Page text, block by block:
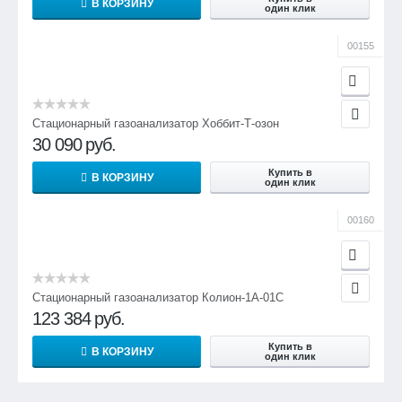
В КОРЗИНУ
один клик
00155
Стационарный газоанализатор Хоббит-Т-озон
30 090 руб.
В КОРЗИНУ
Купить в
один клик
00160
Стационарный газоанализатор Колион-1А-01С
123 384 руб.
В КОРЗИНУ
Купить в
один клик